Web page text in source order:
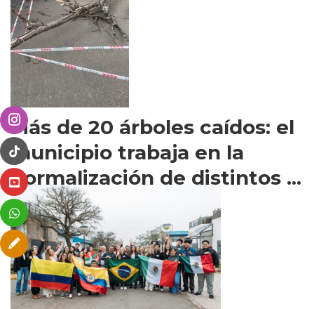
Más de 20 árboles caídos: el
municipio trabaja en la
normalización de distintos ...